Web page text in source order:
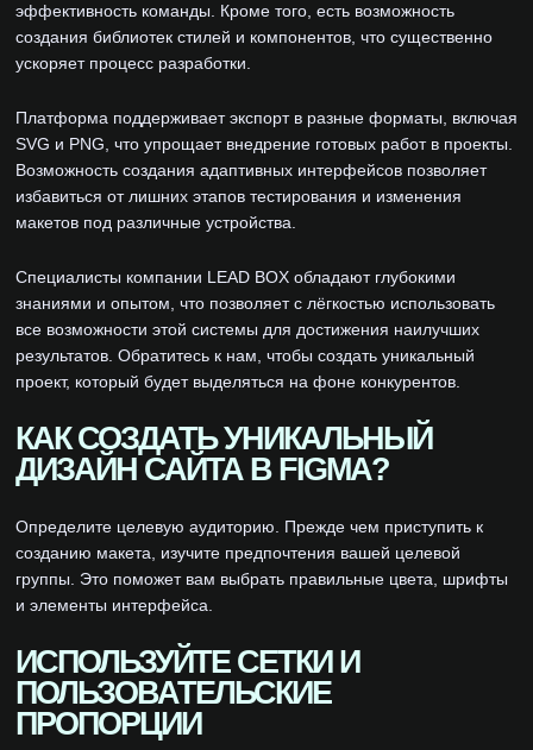
эффективность команды. Кроме того, есть возможность
создания библиотек стилей и компонентов, что существенно
ускоряет процесс разработки.
Платформа поддерживает экспорт в разные форматы, включая
SVG и PNG, что упрощает внедрение готовых работ в проекты.
Возможность создания адаптивных интерфейсов позволяет
избавиться от лишних этапов тестирования и изменения
макетов под различные устройства.
Специалисты компании LEAD BOX обладают глубокими
знаниями и опытом, что позволяет с лёгкостью использовать
все возможности этой системы для достижения наилучших
результатов. Обратитесь к нам, чтобы создать уникальный
проект, который будет выделяться на фоне конкурентов.
КАК СОЗДАТЬ УНИКАЛЬНЫЙ
ДИЗАЙН САЙТА В FIGMA?
Определите целевую аудиторию. Прежде чем приступить к
созданию макета, изучите предпочтения вашей целевой
группы. Это поможет вам выбрать правильные цвета, шрифты
и элементы интерфейса.
ИСПОЛЬЗУЙТЕ СЕТКИ И
ПОЛЬЗОВАТЕЛЬСКИЕ
ПРОПОРЦИИ